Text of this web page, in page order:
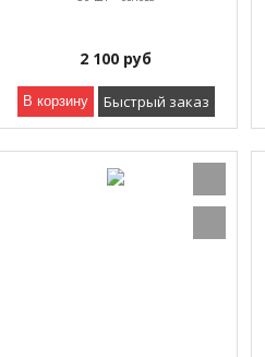
2 100 руб
В корзину Быстрый заказ